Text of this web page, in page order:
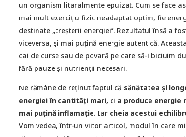
un organism litaralmente epuizat. Cum se face
mai mult exerciţiu fizic neadaptat optim, fie
destinate „creşterii energiei”. Rezultatul însă a
viceversa, şi mai puțină energie autentică.
cai de curse sau de povară pe care să-i biciuim
fără pauze şi nutrienţii necesari.
Ne rămâne de reținut faptul că sănătatea şi
energiei în cantităţi mari, ci a produce energie
mai puțină inflamație. Iar cheia acestui
Vom vedea, într-un viitor articol, modul în care